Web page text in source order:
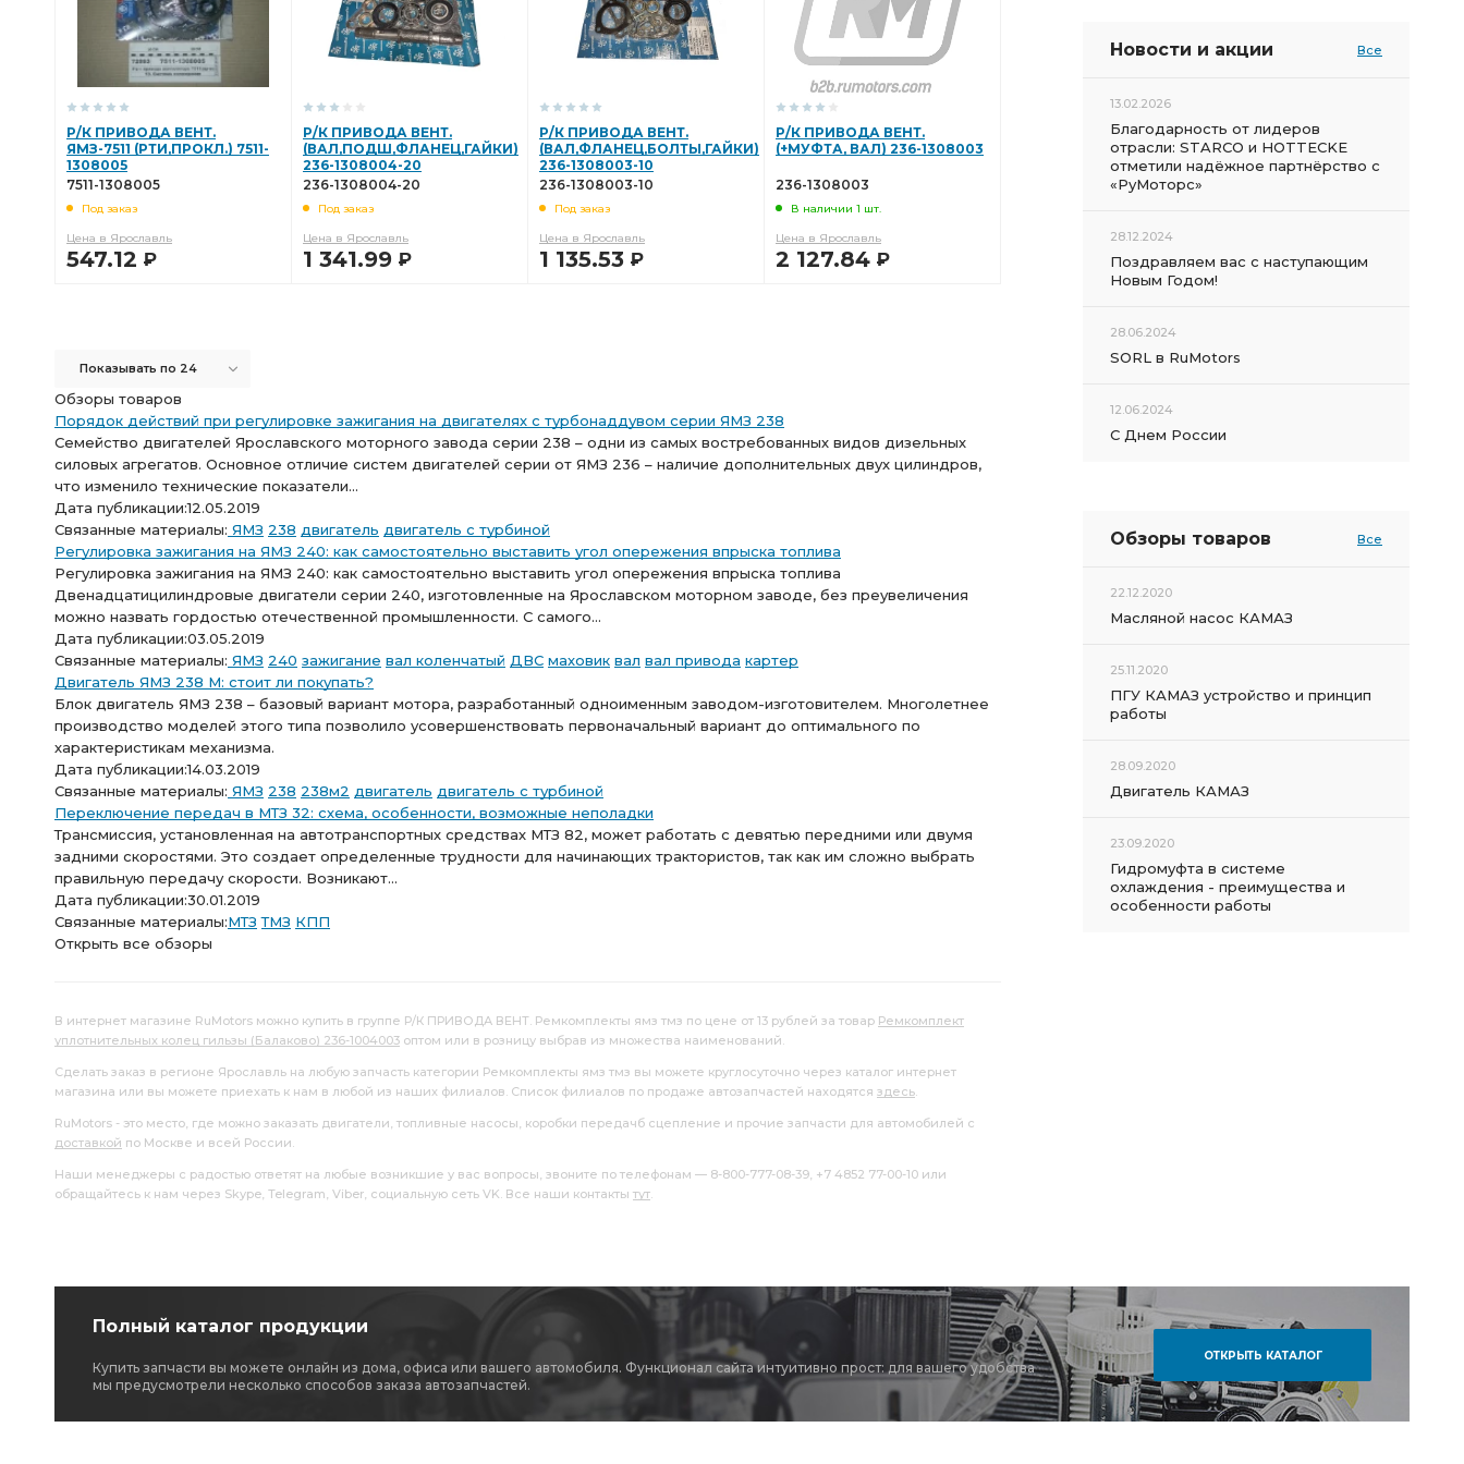
фторсиликон+силикон Строймаш Р/К ВПУСКНОГО Р/К ВЫПУСКНОГО КОЛЛЕКТОРА ВЫПУСКНОГО КОЛЛЕКТОРА
БЛОКА ОБЩ. ПОДВОДА МАСЛА К ТНВД ПОДВОДА МАСЛА
Ремкомплект водяного насоса Ремкомплект водяного Р/К КОЛЕНЧАТОГО
РЕМОНТА ДВИГАТЕЛЯ
Р/К ПРИВОДА ВЕНТ.
ЯМЗ-7511 (РТИ,ПРОКЛ.) 7511-
1308005
7511-1308005
Под заказ
Цена в Ярославль
547.12 Р
Р/К ПРИВОДА ВЕНТ.
(ВАЛ,ПОДШ,ФЛАНЕЦ,ГАЙКИ)
236-1308004-20
236-1308004-20
Под заказ
Цена в Ярославль
1 341.99 Р
Р/К ПРИВОДА ВЕНТ.
(ВАЛ,ФЛАНЕЦ,БОЛТЫ,ГАЙКИ)
236-1308003-10
236-1308003-10
Под заказ
Цена в Ярославль
1 135.53 Р
Р/К ПРИВОДА ВЕНТ.
(+МУФТА, ВАЛ) 236-1308003
236-1308003
В наличии 1 шт.
Цена в Ярославль
2 127.84 Р
Показывать по 24
Обзоры товаров
Порядок действий при регулировке зажигания на двигателях с турбонаддувом серии ЯМЗ 238
Семейство двигателей Ярославского моторного завода серии 238 – одни из самых востребованных видов дизельных
силовых агрегатов. Основное отличие систем двигателей серии от ЯМЗ 236 – наличие дополнительных двух цилиндров,
что изменило технические показатели...
Дата публикации:12.05.2019
Связанные материалы: ЯМЗ 238 двигатель двигатель с турбиной
Регулировка зажигания на ЯМЗ 240: как самостоятельно выставить угол опережения впрыска топлива
Регулировка зажигания на ЯМЗ 240: как самостоятельно выставить угол опережения впрыска топлива
Двенадцатицилиндровые двигатели серии 240, изготовленные на Ярославском моторном заводе, без преувеличения
можно назвать гордостью отечественной промышленности. С самого...
Дата публикации:03.05.2019
Связанные материалы: ЯМЗ 240 зажигание вал коленчатый ДВС маховик вал вал привода картер
Двигатель ЯМЗ 238 М: стоит ли покупать?
Блок двигатель ЯМЗ 238 – базовый вариант мотора, разработанный одноименным заводом-изготовителем. Многолетнее
производство моделей этого типа позволило усовершенствовать первоначальный вариант до оптимального по
характеристикам механизма.
Дата публикации:14.03.2019
Связанные материалы: ЯМЗ 238 238м2 двигатель двигатель с турбиной
Переключение передач в МТЗ 32: схема, особенности, возможные неполадки
Трансмиссия, установленная на автотранспортных средствах МТЗ 82, может работать с девятью передними или двумя
задними скоростями. Это создает определенные трудности для начинающих трактористов, так как им сложно выбрать
правильную передачу скорости. Возникают...
Дата публикации:30.01.2019
Связанные материалы:МТЗ ТМЗ КПП
Открыть все обзоры
В интернет магазине RuMotors можно купить в группе Р/К ПРИВОДА ВЕНТ. Ремкомплекты ямз тмз по цене от 13 рублей за товар Ремкомплект
уплотнительных колец гильзы (Балаково) 236-1004003 оптом или в розницу выбрав из множества наименований.
Сделать заказ в регионе Ярославль на любую запчасть категории Ремкомплекты ямз тмз вы можете круглосуточно через каталог интернет
магазина или вы можете приехать к нам в любой из наших филиалов. Список филиалов по продаже автозапчастей находятся здесь.
RuMotors - это место, где можно заказать двигатели, топливные насосы, коробки передачб сцепление и прочие запчасти для автомобилей с
доставкой по Москве и всей России.
Наши менеджеры с радостью ответят на любые возникшие у вас вопросы, звоните по телефонам — 8-800-777-08-39, +7 4852 77-00-10 или
обращайтесь к нам через Skype, Telegram, Viber, социальную сеть VK. Все наши контакты тут.
Новости и акции Все
13.02.2026
Благодарность от лидеров
отрасли: STARCO и HOTTECKE
отметили надёжное партнёрство с
«РуМоторс»
28.12.2024
Поздравляем вас с наступающим
Новым Годом!
28.06.2024
SORL в RuMotors
12.06.2024
С Днем России
Обзоры товаров Все
22.12.2020
Масляной насос КАМАЗ
25.11.2020
ПГУ КАМАЗ устройство и принцип
работы
28.09.2020
Двигатель КАМАЗ
23.09.2020
Гидромуфта в системе
охлаждения - преимущества и
особенности работы
Полный каталог продукции
Купить запчасти вы можете онлайн из дома, офиса или вашего автомобиля. Функционал сайта интуитивно прост: для вашего удобства
мы предусмотрели несколько способов заказа автозапчастей.
ОТКРЫТЬ КАТАЛОГ